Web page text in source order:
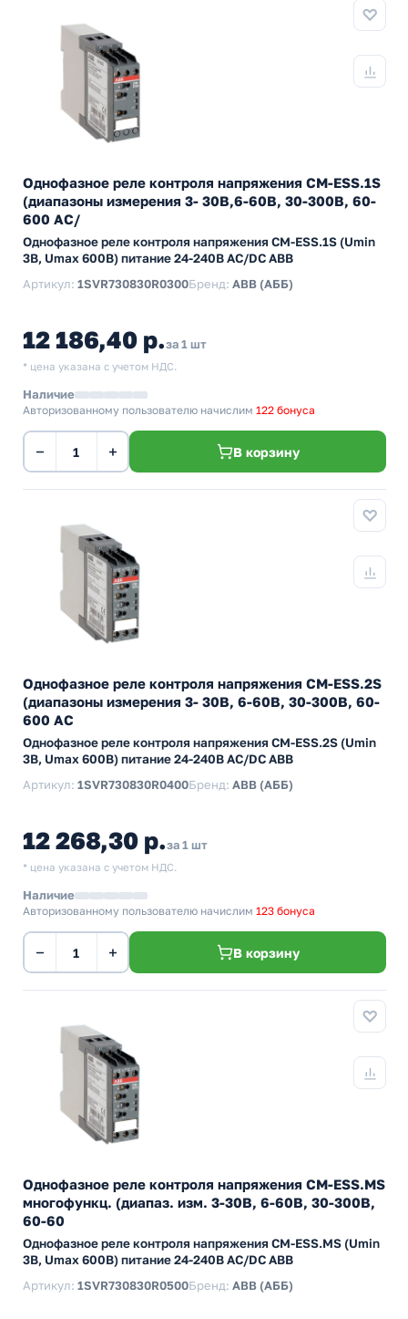
Однофазное реле контроля напряжения CM-ESS.1S
(диапазоны измерения 3- 30В,6-60В, 30-300В, 60-
600 AC/
Однофазное реле контроля напряжения CM-ESS.1S (Umin
3В, Umax 600B) питание 24-240В AC/DC ABB
Артикул: 1SVR730830R0300Бренд: ABB (АББ)
12 186,40 р.за 1 шт
* цена указана с учетом НДС.
Наличие
Авторизованному пользователю начислим 122 бонуса
− + В корзину
Однофазное реле контроля напряжения CM-ESS.2S
(диапазоны измерения 3- 30В, 6-60В, 30-300В, 60-
600 AC
Однофазное реле контроля напряжения CM-ESS.2S (Umin
3В, Umax 600В) питание 24-240В AC/DC ABB
Артикул: 1SVR730830R0400Бренд: ABB (АББ)
12 268,30 р.за 1 шт
* цена указана с учетом НДС.
Наличие
Авторизованному пользователю начислим 123 бонуса
− + В корзину
Однофазное реле контроля напряжения CM-ESS.MS
многофункц. (диапаз. изм. 3-30В, 6-60В, 30-300В,
60-60
Однофазное реле контроля напряжения CM-ESS.MS (Umin
3В, Umax 600B) питание 24-240В AC/DC ABB
Артикул: 1SVR730830R0500Бренд: ABB (АББ)